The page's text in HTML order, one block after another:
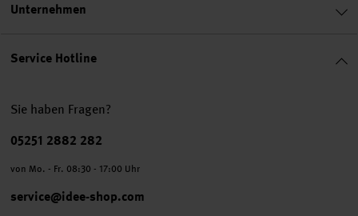
Service Hotline
Sie haben Fragen?
Telefonnummer
05251 2882 282
von Mo. - Fr. 08:30 - 17:00 Uhr
service@idee-shop.com
Unternehmen